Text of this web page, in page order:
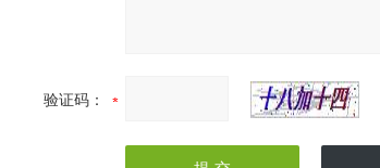
验证码：